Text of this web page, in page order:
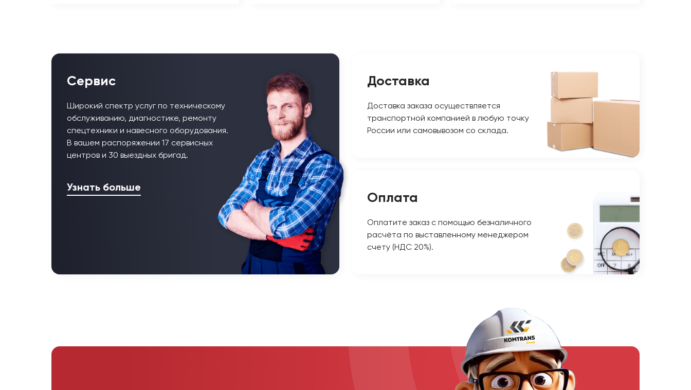
Сервис
Широкий спектр услуг по техническому
обслуживанию, диагностике, ремонту
спецтехники и навесного оборудования.
В вашем распоряжении 17 сервисных
центров и 30 выездных бригад.
Узнать больше
Доставка
Доставка заказа осуществляется
транспортной компанией в любую точку
России или самовывозом со склада.
Оплата
Оплатите заказ с помощью безналичного
расчёта по выставленному менеджером
счету (НДС 20%).